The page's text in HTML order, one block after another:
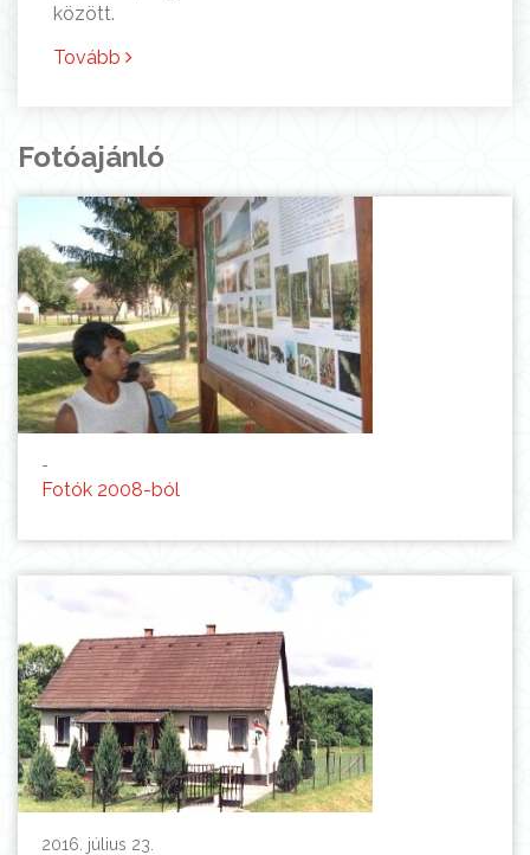
között.
Tovább
Fotóajánló
-
Fotók 2008-ból
2016. július 23.